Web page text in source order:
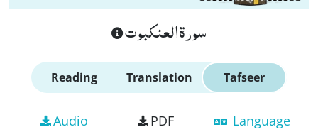
سورة العنكبوت
Reading Translation Tafseer
Audio PDF Language